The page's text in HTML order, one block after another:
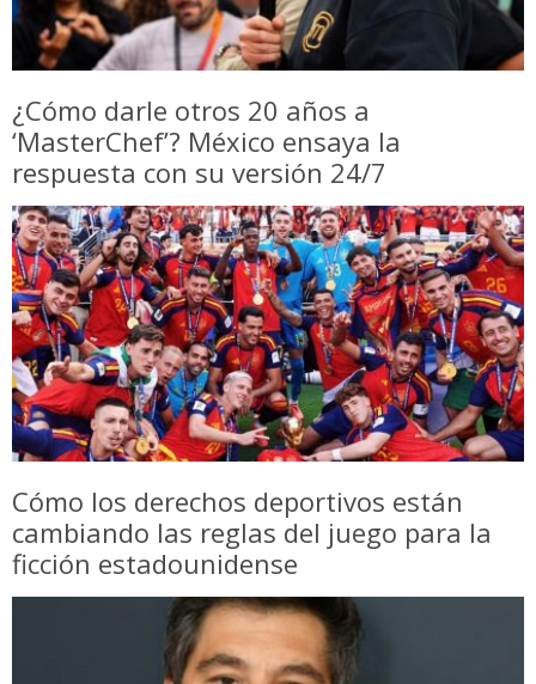
¿Cómo darle otros 20 años a
‘MasterChef’? México ensaya la
respuesta con su versión 24/7
Cómo los derechos deportivos están
cambiando las reglas del juego para la
ficción estadounidense